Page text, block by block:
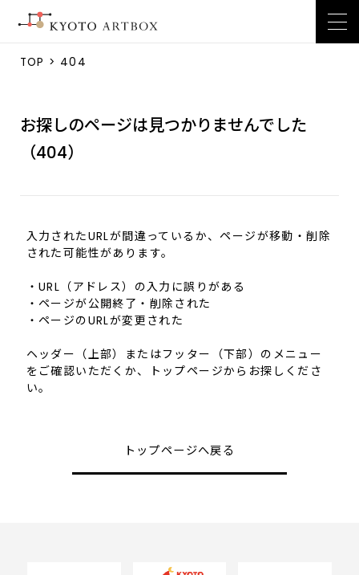
TOP > 404
お探しのページは見つかりませんでした
（404）
入力されたURLが間違っているか、ページが移動・削除
された可能性があります。
・URL（アドレス）の入力に誤りがある
・ページが公開終了・削除された
・ページのURLが変更された
ヘッダー（上部）またはフッター（下部）のメニュー
をご確認いただくか、トップページからお探しくださ
い。
トップページへ戻る